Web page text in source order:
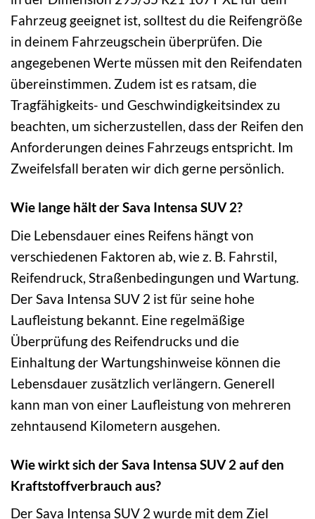
Fahrzeug geeignet ist, solltest du die Reifengröße
in deinem Fahrzeugschein überprüfen. Die
angegebenen Werte müssen mit den Reifendaten
übereinstimmen. Zudem ist es ratsam, die
Tragfähigkeits- und Geschwindigkeitsindex zu
beachten, um sicherzustellen, dass der Reifen den
Anforderungen deines Fahrzeugs entspricht. Im
Zweifelsfall beraten wir dich gerne persönlich.
Wie lange hält der Sava Intensa SUV 2?
Die Lebensdauer eines Reifens hängt von
verschiedenen Faktoren ab, wie z. B. Fahrstil,
Reifendruck, Straßenbedingungen und Wartung.
Der Sava Intensa SUV 2 ist für seine hohe
Laufleistung bekannt. Eine regelmäßige
Überprüfung des Reifendrucks und die
Einhaltung der Wartungshinweise können die
Lebensdauer zusätzlich verlängern. Generell
kann man von einer Laufleistung von mehreren
zehntausend Kilometern ausgehen.
Wie wirkt sich der Sava Intensa SUV 2 auf den
Kraftstoffverbrauch aus?
Der Sava Intensa SUV 2 wurde mit dem Ziel